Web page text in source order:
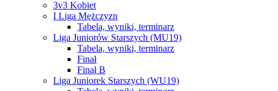
3v3 Kobiet
I Liga Mężczyzn
Tabela, wyniki, terminarz
Liga Juniorów Starszych (MU19)
Tabela, wyniki, terminarz
Finał
Finał B
Liga Juniorek Starszych (WU19)